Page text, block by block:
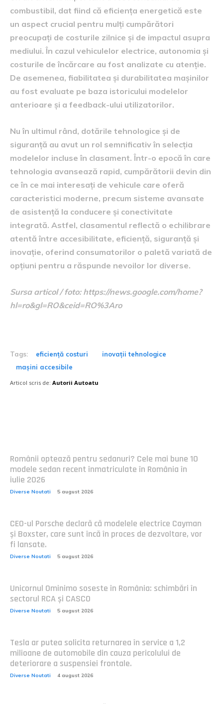
combustibil, dat fiind că eficiența energetică este
un aspect crucial pentru mulți cumpărători
preocupați de costurile zilnice și de impactul asupra
mediului. În cazul vehiculelor electrice, autonomia și
costurile de încărcare au fost analizate cu atenție.
De asemenea, fiabilitatea și durabilitatea mașinilor
au fost evaluate pe baza istoricului modelelor
anterioare și a feedback-ului utilizatorilor.
Nu în ultimul rând, dotările tehnologice și de
siguranță au avut un rol semnificativ în selecția
modelelor incluse în clasament. Într-o epocă în care
tehnologia avansează rapid, cumpărătorii devin din
ce în ce mai interesați de vehicule care oferă
caracteristici moderne, precum sisteme avansate
de asistență la conducere și conectivitate
integrată. Astfel, clasamentul reflectă o echilibrare
atentă între accesibilitate, eficiență, siguranță și
inovație, oferind consumatorilor o paletă variată de
opțiuni pentru a răspunde nevoilor lor diverse.
Sursa articol / foto: https://news.google.com/home?
hl=ro&gl=RO&ceid=RO%3Aro
Tags: eficiență costuri
inovații tehnologice
mașini accesibile
Articol scris de: Autorii Autoatu
Românii optează pentru sedanuri? Cele mai bune 10
modele sedan recent înmatriculate în România în
iulie 2026
Diverse Noutati 5 august 2026
CEO-ul Porsche declară că modelele electrice Cayman
și Boxster, care sunt încă în proces de dezvoltare, vor
fi lansate.
Diverse Noutati 5 august 2026
Unicornul Ominimo soseste în România: schimbări în
sectorul RCA și CASCO
Diverse Noutati 5 august 2026
Tesla ar putea solicita returnarea în service a 1,2
milioane de automobile din cauza pericolului de
deteriorare a suspensiei frontale.
Diverse Noutati 4 august 2026